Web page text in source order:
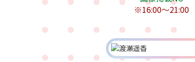
※16:00〜21:00